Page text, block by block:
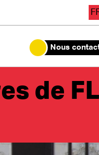
Nous
de